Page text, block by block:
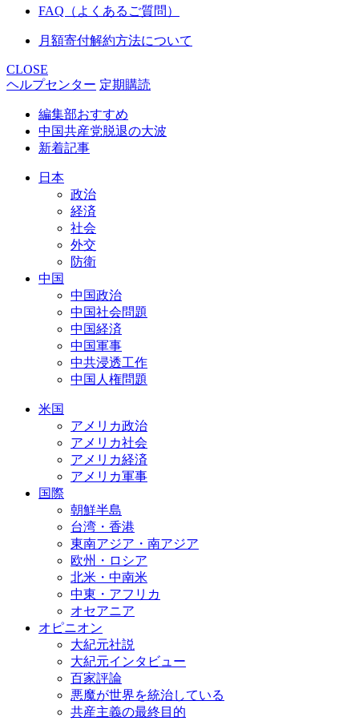
FAQ（よくあるご質問）
月額寄付解約方法について
CLOSE
ヘルプセンター 定期購読
編集部おすすめ
中国共産党脱退の大波
新着記事
日本
政治
経済
社会
外交
防衛
中国
中国政治
中国社会問題
中国経済
中国軍事
中共浸透工作
中国人権問題
米国
アメリカ政治
アメリカ社会
アメリカ経済
アメリカ軍事
国際
朝鮮半島
台湾・香港
東南アジア・南アジア
欧州・ロシア
北米・中南米
中東・アフリカ
オセアニア
オピニオン
大紀元社説
大紀元インタビュー
百家評論
悪魔が世界を統治している
共産主義の最終目的